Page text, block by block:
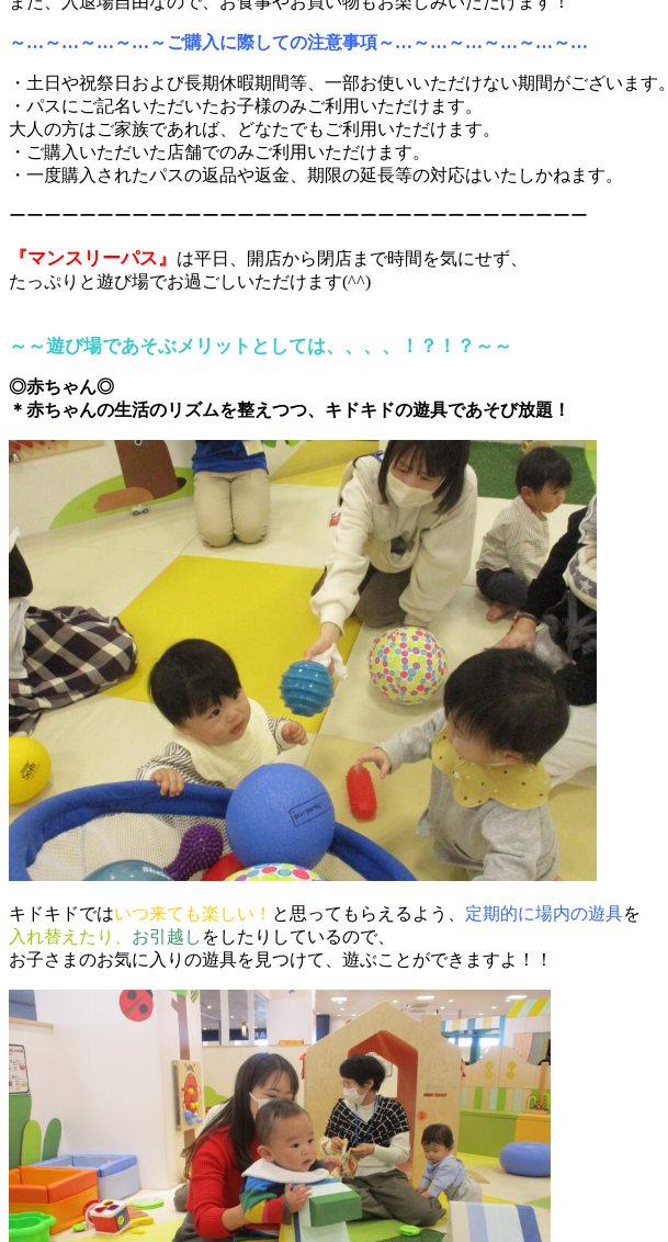
～…～…～…～…～ご購入に際しての注意事項～…～…～…～…～…～…
・土日や祝祭日および長期休暇期間等、一部お使いいただけない期間がございます。
・パスにご記名いただいたお子様のみご利用いただけます。
大人の方はご家族であれば、どなたでもご利用いただけます。
・ご購入いただいた店舗でのみご利用いただけます。
・一度購入されたパスの返品や返金、期限の延長等の対応はいたしかねます。
ーーーーーーーーーーーーーーーーーーーーーーーーーーーーーーーーー
『マンスリーパス』 は平日、開店から閉店まで時間を気にせず、
たっぷりと遊び場でお過ごしいただけます(^^)
～～遊び場であそぶメリットとしては、、、、！？！？～～
◎赤ちゃん◎
＊赤ちゃんの生活のリズムを整えつつ、キドキドの遊具であそび放題！
キドキドではいつ来ても楽しい！ と思ってもらえるよう、 定期的に場内の遊具を
入れ替えたり、 お引越し をしたりしているので、
お子さまのお気に入りの遊具を見つけて、遊ぶことができますよ！！